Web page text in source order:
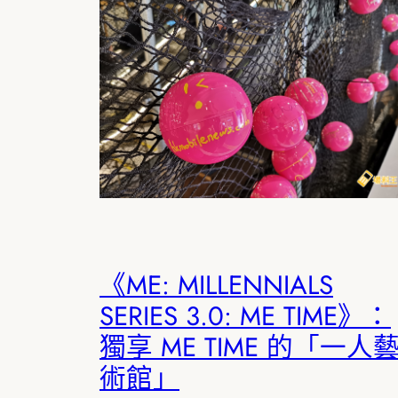
《ME: MILLENNIALS
SERIES 3.0: ME TIME》：
獨享 ME TIME 的「一人
術館」